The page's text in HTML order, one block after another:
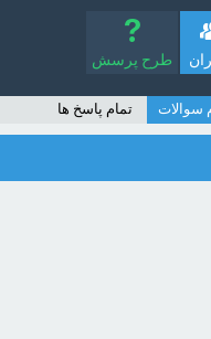
طرح پرسش
سوالات تمام پاسخ ها